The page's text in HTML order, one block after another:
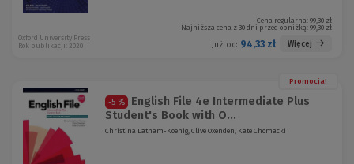
Cena regularna: 99,30 zł
Najniższa cena z 30 dni przed obniżką: 99,30 zł
Już od: 94,33 zł Więcej
Oxford University Press
Rok publikacji: 2020
Promocja!
-5 %
English File 4e Intermediate Plus
Student's Book with O...
Christina Latham-Koenig, Clive Oxenden, Kate Chomacki